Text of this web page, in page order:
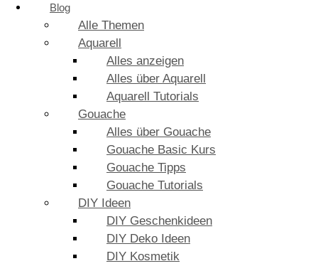
Blog
Alle Themen
Aquarell
Alles anzeigen
Alles über Aquarell
Aquarell Tutorials
Gouache
Alles über Gouache
Gouache Basic Kurs
Gouache Tipps
Gouache Tutorials
DIY Ideen
DIY Geschenkideen
DIY Deko Ideen
DIY Kosmetik